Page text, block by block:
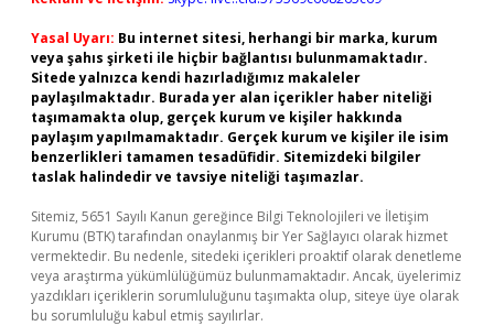
Yasal Uyarı: Bu internet sitesi, herhangi bir marka, kurum
veya şahıs şirketi ile hiçbir bağlantısı bulunmamaktadır.
Sitede yalnızca kendi hazırladığımız makaleler
paylaşılmaktadır. Burada yer alan içerikler haber niteliği
taşımamakta olup, gerçek kurum ve kişiler hakkında
paylaşım yapılmamaktadır. Gerçek kurum ve kişiler ile isim
benzerlikleri tamamen tesadüfidir. Sitemizdeki bilgiler
taslak halindedir ve tavsiye niteliği taşımazlar.
Sitemiz, 5651 Sayılı Kanun gereğince Bilgi Teknolojileri ve İletişim
Kurumu (BTK) tarafından onaylanmış bir Yer Sağlayıcı olarak hizmet
vermektedir. Bu nedenle, sitedeki içerikleri proaktif olarak denetleme
veya araştırma yükümlülüğümüz bulunmamaktadır. Ancak, üyelerimiz
yazdıkları içeriklerin sorumluluğunu taşımakta olup, siteye üye olarak
bu sorumluluğu kabul etmiş sayılırlar.